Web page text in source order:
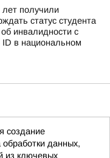
лет получили
статус студента
инвалидности с
в национальном
создание
данных,
из ключевых